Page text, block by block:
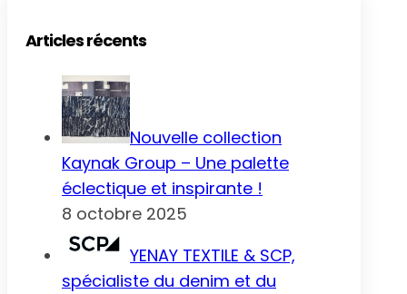
Articles récents
Nouvelle collection
Kaynak Group – Une palette
éclectique et inspirante !
8 octobre 2025
YENAY TEXTILE & SCP,
spécialiste du denim et du